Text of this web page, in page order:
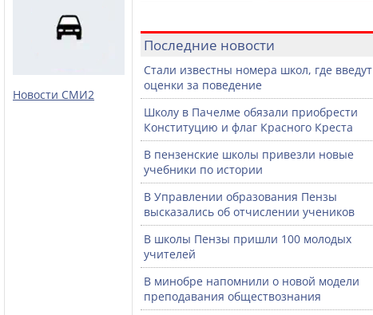
Новости СМИ2
Последние новости
Стали известны номера школ, где введут
оценки за поведение
Школу в Пачелме обязали приобрести
Конституцию и флаг Красного Креста
В пензенские школы привезли новые
учебники по истории
В Управлении образования Пензы
высказались об отчислении учеников
В школы Пензы пришли 100 молодых
учителей
В минобре напомнили о новой модели
преподавания обществознания